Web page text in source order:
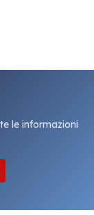
le informazioni